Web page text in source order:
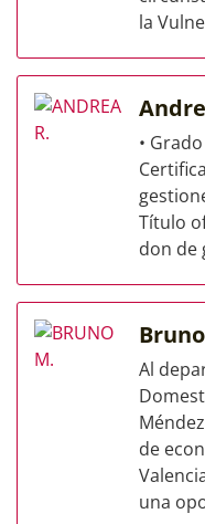
la
•
Título
don de
Al
de
una